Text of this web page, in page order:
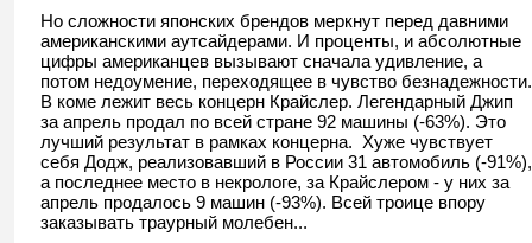
Но сложности японских брендов меркнут перед давними
американскими аутсайдерами. И проценты, и абсолютные
цифры американцев вызывают сначала удивление, а
потом недоумение, переходящее в чувство безнадежности.
В коме лежит весь концерн Крайслер. Легендарный Джип
за апрель продал по всей стране 92 машины (-63%). Это
лучший результат в рамках концерна. Хуже чувствует
себя Додж, реализовавший в России 31 автомобиль (-91%),
а последнее место в некрологе, за Крайслером - у них за
апрель продалось 9 машин (-93%). Всей троице впору
заказывать траурный молебен...